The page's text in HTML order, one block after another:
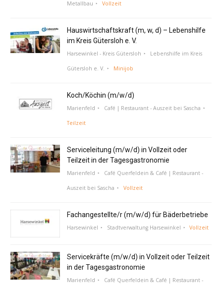
Metallbau Vollzeit
Hauswirtschaftskraft (m, w, d) – Lebenshilfe
im Kreis Gütersloh e. V.
Harsewinkel - Kreis Gütersloh Lebenshilfe im Kreis
Gütersloh e. V. Minijob
Koch/Köchin (m/w/d)
Marienfeld Café | Restaurant - Auszeit bei Sascha
Teilzeit
Serviceleitung (m/w/d) in Vollzeit oder
Teilzeit in der Tagesgastronomie
Marienfeld Café Querfeldein & Café | Restaurant -
Auszeit bei Sascha Vollzeit
Fachangestellte/r (m/w/d) für Bäderbetriebe
Harsewinkel Stadtverwaltung Harsewinkel Vollzeit
Servicekräfte (m/w/d) in Vollzeit oder Teilzeit
in der Tagesgastronomie
Marienfeld Café Querfeldein & Café | Restaurant -